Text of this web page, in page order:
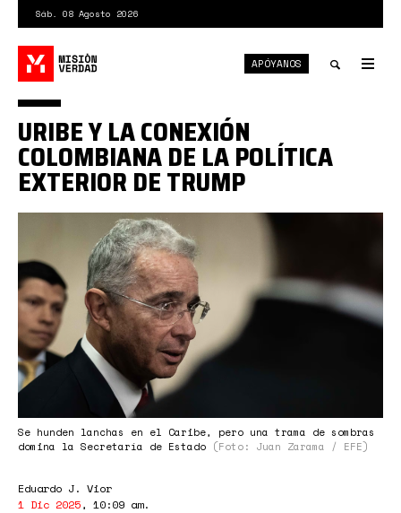
contenido
principal
Sáb. 08 Agosto 2026
APÓYANOS
trumpista
Se hunden lanchas en el Caribe, pero una trama de sombras
domina la Secretaría de Estado (Foto: Juan Zarama / EFE)
URIBE Y LA CONEXIÓN
COLOMBIANA DE LA POLÍTICA
EXTERIOR DE TRUMP
Eduardo J. Vior
1 Dic 2025, 10:09 am.